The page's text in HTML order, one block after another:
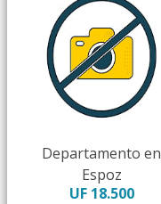
Departamento en
Espoz
UF 18.500